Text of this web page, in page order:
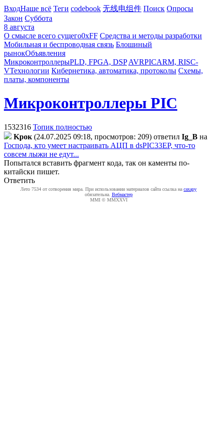
ВходНаше всё Теги codebook 无线电组件 Поиск Опросы
Закон Суббота
8 августа
О смысле всего сущего0xFF Средства и методы разработки
Мобильная и беспроводная связь Блошиный
рынокОбъявления
МикроконтроллерыPLD, FPGA, DSP AVRPICARM, RISC-
VТехнологии Кибернетика, автоматика, протоколы Схемы,
платы, компоненты
Микроконтроллеры PIC
1532316 Топик полностью
Kpoк (24.07.2025 09:18, просмотров: 209) ответил Ig_B на
Господа, кто умеет настраивать АЦП в dsPIC33EP, что-то
совсем лыжи не едут...
Попытался вставить фрагмент кода, так он каменты по-
китайски пишет.
Ответить
Лето 7534 от сотворения мира. При использовании материалов сайта ссылка на caxapу
обязательна. Вебмастер
MMI © MMXXVI